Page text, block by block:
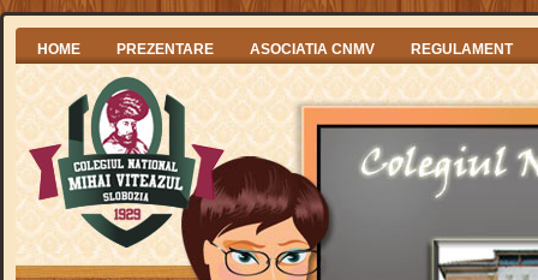
HOME PREZENTARE ASOCIATIA CNMV REGULAMENT